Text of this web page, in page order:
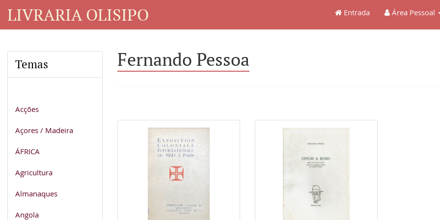
LIVRARIA OLISIPO Entrada Área Pessoal
Temas
Acções
Açores / Madeira
ÁFRICA
Agricultura
Almanaques
Angola
Fernando Pessoa